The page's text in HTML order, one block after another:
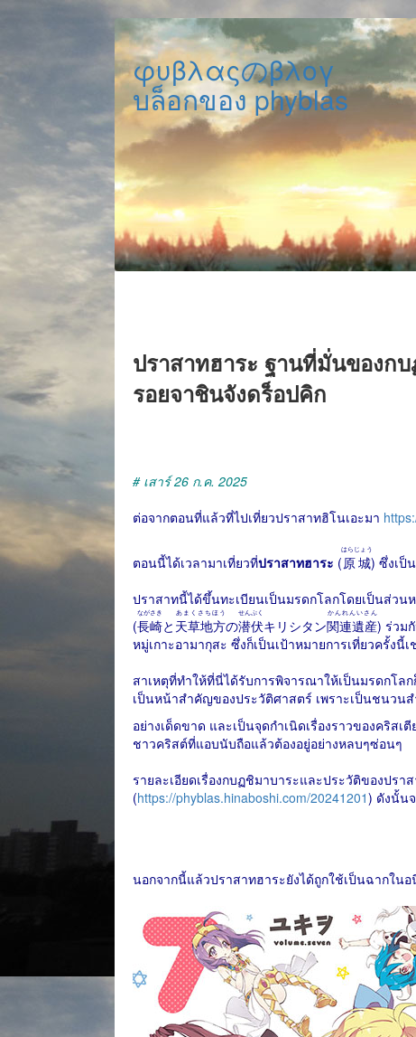
φυβλαςのβλογ
บล็อกของ phyblas
ปราสาทฮาระ ฐานที่มั่นของก
รอยจาชินจังดร็อปคิก
# เสาร์ 26 ก.ค. 2025
ต่อจากตอนที่แล้วที่ไปเที่ยวปราสาทฮิโนเอะมา
ตอนนี้ได้เวลามาเที่ยวที่ปราสาทฮาระ (原城
はらじょう
) ซึ่งเป็
ปราสาทนี้ได้ขึ้นทะเบียนเป็นมรดกโลกโดยเป็นส่วน
(長崎
ながさき
と 天草地方
あまくさちほう
の潜伏
せんぷく
キリシタン関連遺産
かんれんいさん
) ร่วม
หมู่เกาะอามากุสะ ซึ่งก็เป็นเป้าหมายการเที่ยวครั้ง
สาเหตุที่ทำให้ที่นี่ได้รับการพิจารณาให้เป็นมรดกโ
เป็นหน้าสำคัญของประวัติศาสตร์ เพราะเป็นชนวน
อย่างเด็ดขาด และเป็นจุดกำเนิดเรื่องราวของคริส
ชาวคริสต์ที่แอบนับถือแล้วต้องอยู่อย่างหลบๆซ่อนๆ
รายละเอียดเรื่องกบฏชิมาบาระและประวัติของปร
(https://phyblas.hinaboshi.com/20241201) ดังนั้น
นอกจากนี้แล้วปราสาทฮาระยังได้ถูกใช้เป็นฉากในอ